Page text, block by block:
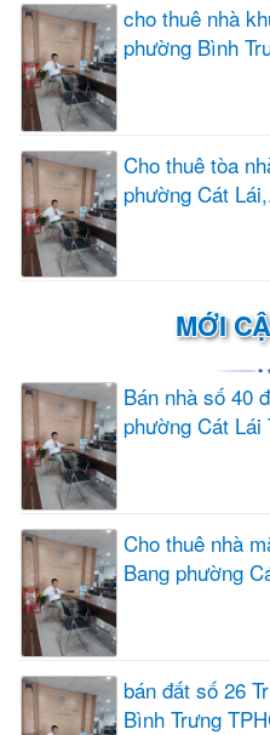
cho thuê nhà
phường Bình
Cho thuê tòa
phường Cát
MỚI
Bán nhà số 40
phường Cát Lái
Cho thuê nhà
Bang phường
bán đất số 26
Bình Trưng